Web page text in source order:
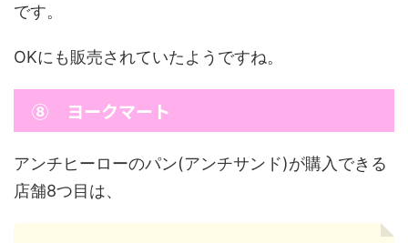
です。
OKにも販売されていたようですね。
⑧ ヨークマート
アンチヒーローのパン(アンチサンド)が購入できる
店舗8つ目は、